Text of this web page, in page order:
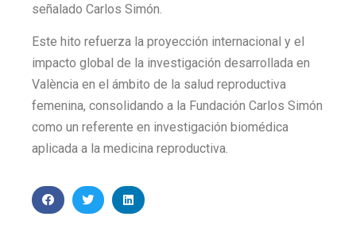
señalado Carlos Simón.
Este hito refuerza la proyección internacional y el
impacto global de la investigación desarrollada en
València en el ámbito de la salud reproductiva
femenina, consolidando a la Fundación Carlos Simón
como un referente en investigación biomédica
aplicada a la medicina reproductiva.